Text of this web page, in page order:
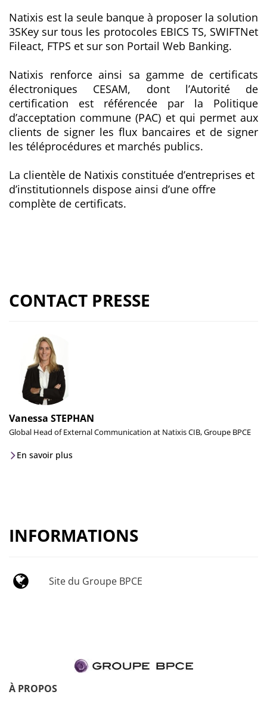
Natixis est la seule banque à proposer la solution
3SKey sur tous les protocoles EBICS TS, SWIFTNet
Fileact, FTPS et sur son Portail Web Banking.
Natixis renforce ainsi sa gamme de certificats
électroniques CESAM, dont l’Autorité de
certification est référencée par la Politique
d’acceptation commune (PAC) et qui permet aux
clients de signer les flux bancaires et de signer
les téléprocédures et marchés publics.
La clientèle de Natixis constituée d’entreprises et
d’institutionnels dispose ainsi d’une offre
complète de certificats.
CONTACT PRESSE
Vanessa STEPHAN
Global Head of External Communication at Natixis CIB, Groupe BPCE
En savoir plus
INFORMATIONS
Site du Groupe BPCE
À PROPOS